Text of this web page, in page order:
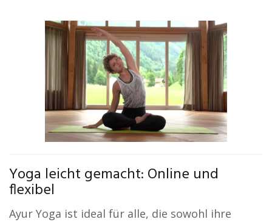
Yoga leicht gemacht: Online und
flexibel
Ayur Yoga ist ideal für alle, die sowohl ihre